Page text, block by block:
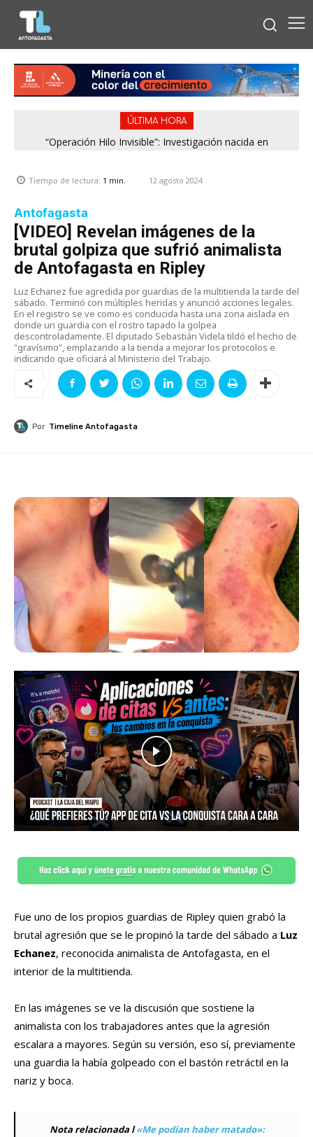
ÚLTIMA HORA
“Operación Hilo Invisible”: Investigación nacida en
Tiempo de lectura: 1 min. 12 agosto 2024
Antofagasta
[VIDEO] Revelan imágenes de la
brutal golpiza que sufrió animalista
de Antofagasta en Ripley
Luz Echanez fue agredida por guardias de la multitienda la tarde del
sábado. Terminó con múltiples heridas y anunció acciones legales.
En el registro se ve como es conducida hasta una zona aislada en
donde un guardia con el rostro tapado la golpea
descontroladamente. El diputado Sebastián Videla tildó el hecho de
"gravísimo", emplazando a la tienda a mejorar los protocolos e
indicando que oficiará al Ministerio del Trabajo.
Por Timeline Antofagasta
Fue uno de los propios guardias de Ripley quien grabó la
brutal agresión que se le propinó la tarde del sábado a Luz
Echanez, reconocida animalista de Antofagasta, en el
interior de la multitienda.
En las imágenes se ve la discusión que sostiene la
animalista con los trabajadores antes que la agresión
escalara a mayores. Según su versión, eso sí, previamente
una guardia la había golpeado con el bastón retráctil en la
nariz y boca.
Nota relacionada l«Me podían haber matado»: